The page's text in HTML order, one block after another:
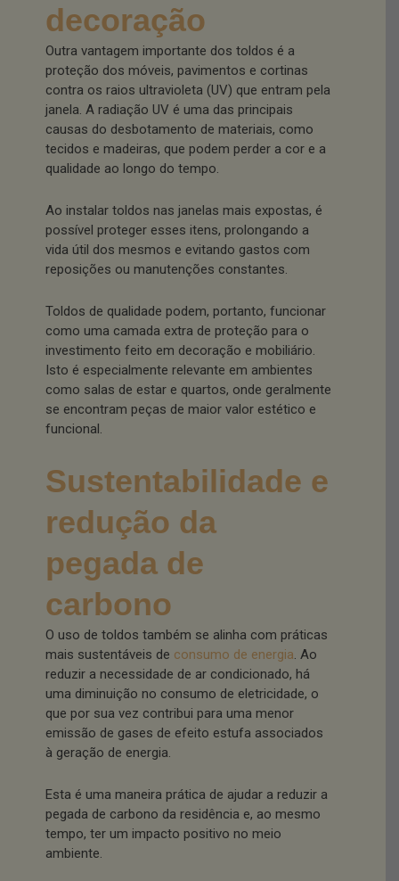
decoração
Outra vantagem importante dos toldos é a
proteção dos móveis, pavimentos e cortinas
contra os raios ultravioleta (UV) que entram pela
janela. A radiação UV é uma das principais
causas do desbotamento de materiais, como
tecidos e madeiras, que podem perder a cor e a
qualidade ao longo do tempo.
Ao instalar toldos nas janelas mais expostas, é
possível proteger esses itens, prolongando a
vida útil dos mesmos e evitando gastos com
reposições ou manutenções constantes.
Toldos de qualidade podem, portanto, funcionar
como uma camada extra de proteção para o
investimento feito em decoração e mobiliário.
Isto é especialmente relevante em ambientes
como salas de estar e quartos, onde geralmente
se encontram peças de maior valor estético e
funcional.
Sustentabilidade e
redução da
pegada de
carbono
O uso de toldos também se alinha com práticas
mais sustentáveis de consumo de energia. Ao
reduzir a necessidade de ar condicionado, há
uma diminuição no consumo de eletricidade, o
que por sua vez contribui para uma menor
emissão de gases de efeito estufa associados
à geração de energia.
Esta é uma maneira prática de ajudar a reduzir a
pegada de carbono da residência e, ao mesmo
tempo, ter um impacto positivo no meio
ambiente.